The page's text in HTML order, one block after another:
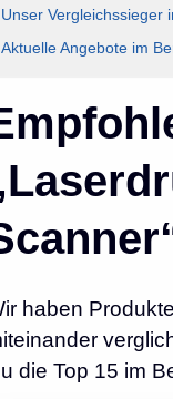
Unser Vergleichssieger
Aktuelle Angebote im
haben
die Top 15 im